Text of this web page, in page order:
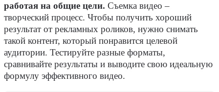
работая на общие цели. Съемка видео –
творческий процесс. Чтобы получить хороший
результат от рекламных роликов, нужно снимать
такой контент, который понравится целевой
аудитории. Тестируйте разные форматы,
сравнивайте результаты и выводите свою идеальную
формулу эффективного видео.